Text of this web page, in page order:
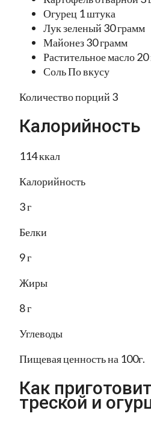
Огурец 1 штука
Лук зеленый 30 грамм
Майонез 30 грамм
Растительное масло
Соль По вкусу
Количество порций 3
Калорийность
114 ккал
Калорийность
3 г
Белки
9 г
Жиры
8 г
Углеводы
Пищевая ценность на 100г.
Как
треской и